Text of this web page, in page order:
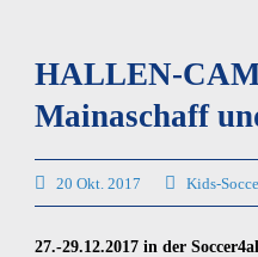
HALLEN-
Mainaschaff
20 Okt. 2017 Kids-
27.-29.12.2017 in der